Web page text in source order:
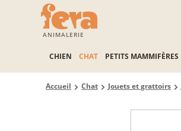
ANIMALERIE
CHIEN CHAT PETITS MAMMIFÈRES
Accueil Chat Jouets et grattoirs